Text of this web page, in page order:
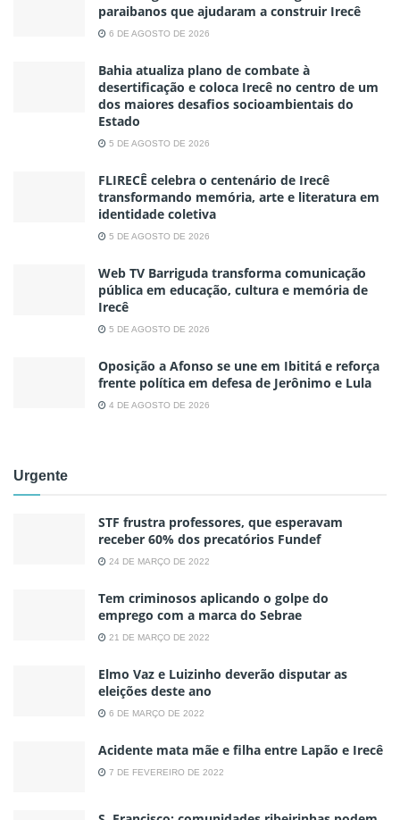
paraibanos que ajudaram a construir Irecê
6 DE AGOSTO DE 2026
Bahia atualiza plano de combate à
desertificação e coloca Irecê no centro de um
dos maiores desafios socioambientais do
Estado
5 DE AGOSTO DE 2026
FLIRECÊ celebra o centenário de Irecê
transformando memória, arte e literatura em
identidade coletiva
5 DE AGOSTO DE 2026
Web TV Barriguda transforma comunicação
pública em educação, cultura e memória de
Irecê
5 DE AGOSTO DE 2026
Oposição a Afonso se une em Ibititá e reforça
frente política em defesa de Jerônimo e Lula
4 DE AGOSTO DE 2026
Urgente
STF frustra professores, que esperavam
receber 60% dos precatórios Fundef
24 DE MARÇO DE 2022
Tem criminosos aplicando o golpe do
emprego com a marca do Sebrae
21 DE MARÇO DE 2022
Elmo Vaz e Luizinho deverão disputar as
eleições deste ano
6 DE MARÇO DE 2022
Acidente mata mãe e filha entre Lapão e Irecê
7 DE FEVEREIRO DE 2022